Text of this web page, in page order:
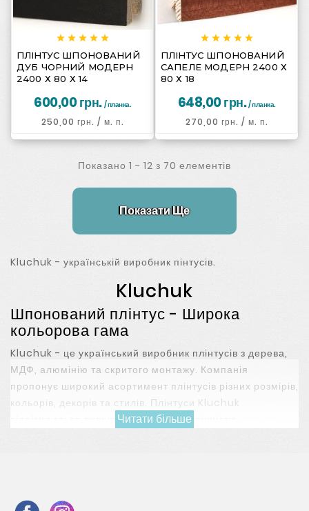
  
    
ПЛІНТУС ШПОНОВАНИЙ
ДУБ ЧОРНИЙ МОДЕРН
2400 Х 80 Х 14
600,00 грн. / планка.
250,00 грн. / м. п.
  
    
ПЛІНТУС ШПОНОВАНИЙ
САПЕЛЕ МОДЕРН 2400 Х
80 Х 18
648,00 грн. / планка.
270,00 грн. / м. п.
Показано 1 - 12 з 70 елементів
Показати Ще
Kluchuk - українській виробник пінтусів.
Kluchuk
Шпонований плінтус - Широка
кольорова гама
Kluchuk - це український виробник плінтусів з дерева,
МДФ, алюмінію та скритого монтажу. Компанія
пропонує широкий асортимент плінтусів різних розмірів,
кольорів, декорів та стилів. Плінтуси Kluchuk
відрізняються високою якістю, довговічністю,
Читати більше